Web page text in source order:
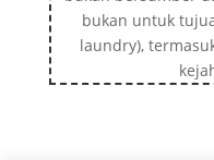
bukan untuk
laundry),